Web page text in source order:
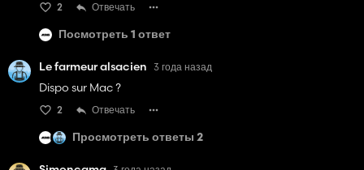
2 Отвечать
Посмотреть 1 ответ
Le farmeur alsacien 3 года назад
Dispo sur Mac ?
2 Отвечать
Просмотреть ответы 2